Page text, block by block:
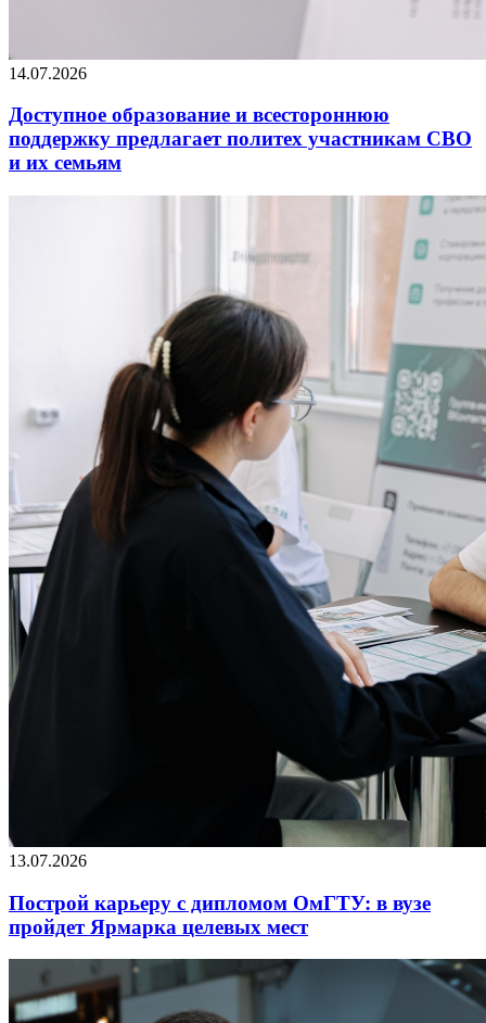
14.07.2026
Доступное образование и всестороннюю
поддержку предлагает политех участникам СВО
и их семьям
13.07.2026
Построй карьеру с дипломом ОмГТУ: в вузе
пройдет Ярмарка целевых мест